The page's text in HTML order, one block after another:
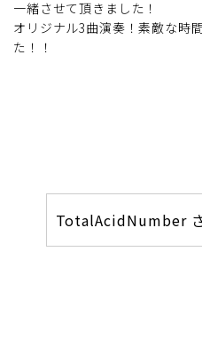
一緒させて頂きました！
オリジナル3曲演奏！素敵な時
た！！
TotalAcidNumber